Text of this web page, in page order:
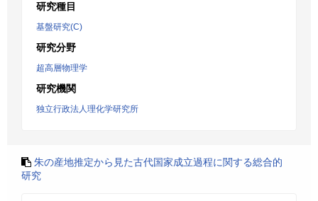
研究種目
基盤研究(C)
研究分野
超高層物理学
研究機関
独立行政法人理化学研究所
朱の産地推定から見た古代国家成立過程に関する総合的
研究